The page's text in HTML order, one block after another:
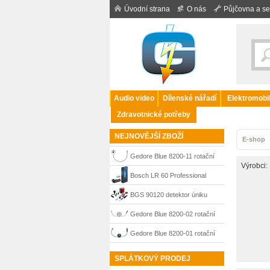
Úvodní strana O nás Půjčovna a
Audio video Dílenské nářadí
Zdravotnické potřeby
NEJNOVĚJŠÍ ZBOŽÍ
Gedore Blue 8200-11 rotační
úhloměr 7718480
Bosch LR 60 Professional
přijímač laserového paprsku,
0601069P00
BGS 90120 detektor úniku
kouře pro diagnostiku
netěsností
Gedore Blue 8200-02 rotační
úhloměr 7716510
Gedore Blue 8200-01 rotační
úhloměr 1195980
SPLÁTKOVÝ PRODEJ
E-shop
Výrobci: